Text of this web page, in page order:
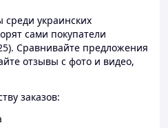
украинских
сами покупатели
Сравнивайте предложения
отзывы с фото и видео,
заказов: